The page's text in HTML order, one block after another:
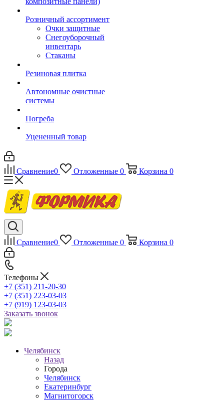
Розничный ассортимент
Очки защитные
Снегоуборочный
инвентарь
Стаканы
Резиновая плитка
Автономные очистные
системы
Погреба
Уцененный товар
Сравнение0 Отложенные 0 Корзина 0
Сравнение0 Отложенные 0 Корзина 0
Телефоны
+7 (351) 211-20-30
+7 (351) 223-03-03
+7 (919) 123-03-03
Заказать звонок
Челябинск
Назад
Города
Челябинск
Екатеринбург
Магнитогорск